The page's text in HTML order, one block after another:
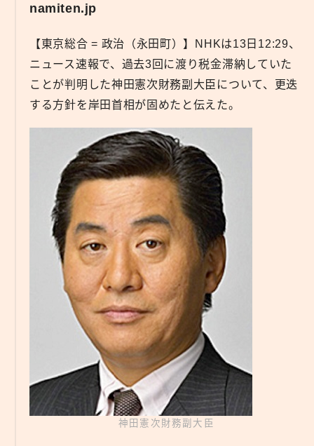
namiten.jp
【東京総合 = 政治（永田町）】NHKは13日12:29、
ニュース速報で、過去3回に渡り税金滞納していた
ことが判明した神田憲次財務副大臣について、更迭
する方針を岸田首相が固めたと伝えた。
神田憲次財務副大臣